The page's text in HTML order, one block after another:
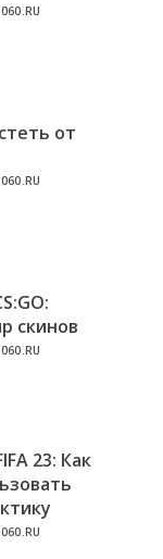
от
скинов
23: Как